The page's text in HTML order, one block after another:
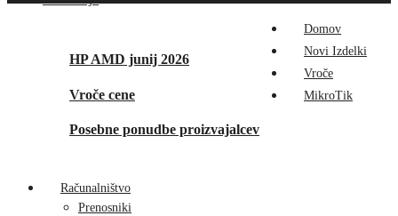
HP AMD junij 2026
Vroče cene
Posebne ponudbe proizvajalcev
Domov
Novi Izdelki
Vroče
MikroTik
Računalništvo
Prenosniki